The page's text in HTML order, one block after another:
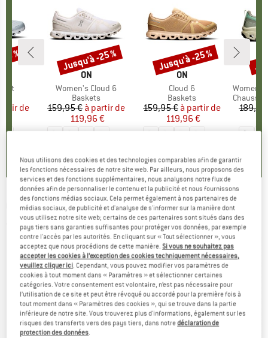
réduit
de
%
MARQUE
ON
Article
Women's Cloud 6
Product group
Baskets
Prix
159,95 € Prix réduit
à partir de
119,96 €
Remise
Jusqu'à -25 %
MARQUE
ON
Article
Cloud 6
Product group
Baskets
Prix
159,95 € Prix réduit
à partir de
119,96 €
Remise
Jusqu'à -25 %
Article
Women's
Product
ON - Women's Cloud Hi Waterproof - Baskets
(0)
Nous utilisons des cookies et des technologies comparables afin de garantir
les fonctions nécessaires de notre site web. Par ailleurs, nous proposons des
services et des fonctions supplémentaires, nous analysons notre flux de
données afin de personnaliser le contenu et la publicité et nous fournissons
des fonctions médias sociaux. Cela permet également à nos partenaires de
médias sociaux, de publicité et d'analyse de s'informer sur la manière dont
vous utilisez notre site web; certains de ces partenaires sont situés dans des
pays tiers sans garanties suffisantes pour protéger vos données, par exemple
contre l'accès par les autorités. En cliquant sur « Tout sélectionner », vous
acceptez que nous procédions de cette manière.Si vous ne souhaitez pas
accepter les cookies à l’exception des cookies techniquement nécessaires,
veuillez cliquer ici. Cependant, vous pouvez modifier vos paramètres de
cookies à tout moment dans « Paramètres » et sélectionner certaines
catégories. Votre consentement est volontaire, n’est pas nécessaire pour
l’utilisation de ce site et peut être révoqué ou accordé pour la première fois à
tout moment dans « Paramètres des cookies », qui se trouve dans la partie
inférieure de notre site. Vous trouverez plus d'informations, également sur les
risques des transferts vers des pays tiers, dans notredéclaration de
protection des données.